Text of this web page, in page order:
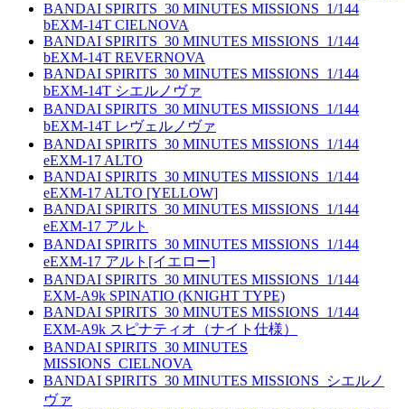
BANDAI SPIRITS_30 MINUTES MISSIONS_1/144
bEXM-14T CIELNOVA
BANDAI SPIRITS_30 MINUTES MISSIONS_1/144
bEXM-14T REVERNOVA
BANDAI SPIRITS_30 MINUTES MISSIONS_1/144
bEXM-14T シエルノヴァ
BANDAI SPIRITS_30 MINUTES MISSIONS_1/144
bEXM-14T レヴェルノヴァ
BANDAI SPIRITS_30 MINUTES MISSIONS_1/144
eEXM-17 ALTO
BANDAI SPIRITS_30 MINUTES MISSIONS_1/144
eEXM-17 ALTO [YELLOW]
BANDAI SPIRITS_30 MINUTES MISSIONS_1/144
eEXM-17 アルト
BANDAI SPIRITS_30 MINUTES MISSIONS_1/144
eEXM-17 アルト[イエロー]
BANDAI SPIRITS_30 MINUTES MISSIONS_1/144
EXM-A9k SPINATIO (KNIGHT TYPE)
BANDAI SPIRITS_30 MINUTES MISSIONS_1/144
EXM-A9k スピナティオ（ナイト仕様）
BANDAI SPIRITS_30 MINUTES
MISSIONS_CIELNOVA
BANDAI SPIRITS_30 MINUTES MISSIONS_シエルノ
ヴァ